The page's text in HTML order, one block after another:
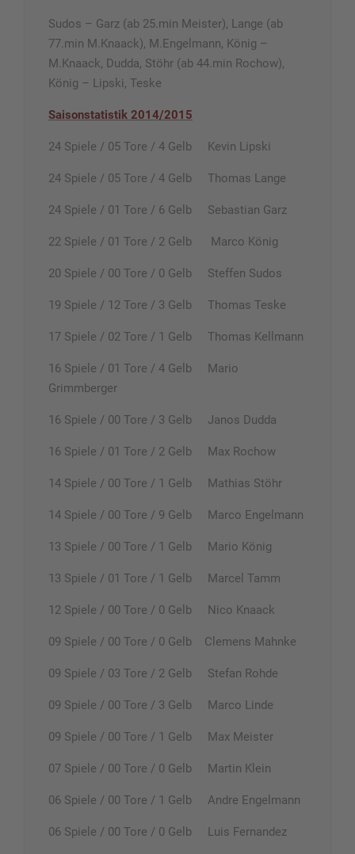
Sudos – Garz (ab 25.min Meister), Lange (ab
77.min M.Knaack), M.Engelmann, König –
M.Knaack, Dudda, Stöhr (ab 44.min Rochow),
König – Lipski, Teske
Saisonstatistik 2014/2015
24 Spiele / 05 Tore / 4 Gelb Kevin Lipski
24 Spiele / 05 Tore / 4 Gelb Thomas Lange
24 Spiele / 01 Tore / 6 Gelb Sebastian Garz
22 Spiele / 01 Tore / 2 Gelb Marco König
20 Spiele / 00 Tore / 0 Gelb Steffen Sudos
19 Spiele / 12 Tore / 3 Gelb Thomas Teske
17 Spiele / 02 Tore / 1 Gelb Thomas Kellmann
16 Spiele / 01 Tore / 4 Gelb Mario
Grimmberger
16 Spiele / 00 Tore / 3 Gelb Janos Dudda
16 Spiele / 01 Tore / 2 Gelb Max Rochow
14 Spiele / 00 Tore / 1 Gelb Mathias Stöhr
14 Spiele / 00 Tore / 9 Gelb Marco Engelmann
13 Spiele / 00 Tore / 1 Gelb Mario König
13 Spiele / 01 Tore / 1 Gelb Marcel Tamm
12 Spiele / 00 Tore / 0 Gelb Nico Knaack
09 Spiele / 00 Tore / 0 Gelb Clemens Mahnke
09 Spiele / 03 Tore / 2 Gelb Stefan Rohde
09 Spiele / 00 Tore / 3 Gelb Marco Linde
09 Spiele / 00 Tore / 1 Gelb Max Meister
07 Spiele / 00 Tore / 0 Gelb Martin Klein
06 Spiele / 00 Tore / 1 Gelb Andre Engelmann
06 Spiele / 00 Tore / 0 Gelb Luis Fernandez